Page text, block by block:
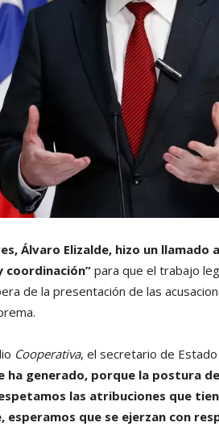
Álvaro Elizalde, hizo un llamado
coordinación”para que el trabajo
de la presentación de las
Cooperativa, el secretario de
ha generado, porque la postura
las atribuciones que
que se ejerzan con